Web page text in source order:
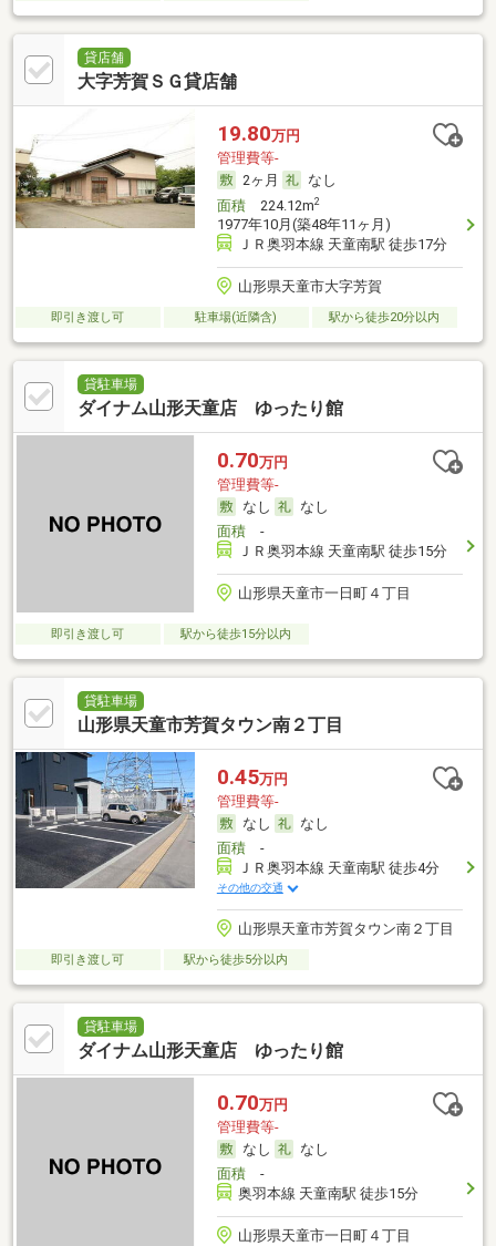
貸店舗
大字芳賀ＳＧ貸店舗
19.80万円
管理費等-
2ヶ月
なし
面積224.12m2
1977年10月(築48年11ヶ月)
ＪＲ奥羽本線 天童南駅 徒歩17分
山形県天童市大字芳賀
即引き渡し可 駐車場(近隣含) 駅から徒歩20分以内
貸駐車場
ダイナム山形天童店 ゆったり館
0.70万円
管理費等-
なし
なし
面積-
ＪＲ奥羽本線 天童南駅 徒歩15分
山形県天童市一日町４丁目
即引き渡し可 駅から徒歩15分以内
貸駐車場
山形県天童市芳賀タウン南２丁目
0.45万円
管理費等-
なし
なし
面積-
ＪＲ奥羽本線 天童南駅 徒歩4分
その他の交通
山形県天童市芳賀タウン南２丁目
即引き渡し可 駅から徒歩5分以内
貸駐車場
ダイナム山形天童店 ゆったり館
0.70万円
管理費等-
なし
なし
面積-
奥羽本線 天童南駅 徒歩15分
山形県天童市一日町４丁目